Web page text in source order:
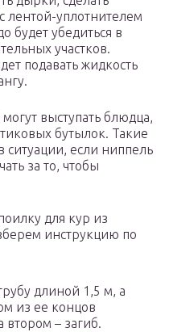
лентой-уплотнителем
будет убедиться в
участков.
подавать жидкость
выступать блюдца,
бутылок. Такие
если ниппель
за то, чтобы
для кур из
инструкцию по
длиной 1,5 м, а
из ее концов
втором – загиб.